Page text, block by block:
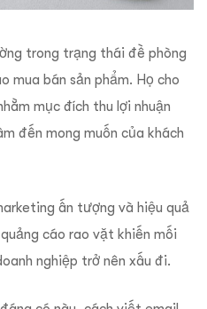
trong trạng thái đề phòng
mua bán sản phẩm. Họ cho
mục đích thu lợi nhuận
đến mong muốn của khách
ấn tượng và hiệu quả
cáo rao vặt khiến mối
nghiệp trở nên xấu đi.